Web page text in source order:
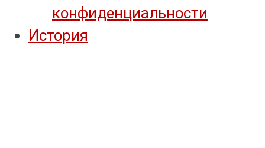
конфиденциальности
История